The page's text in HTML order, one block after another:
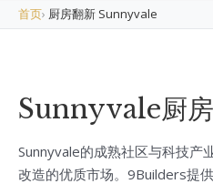
首页› 厨房翻新 Sunnyvale
Sunnyvale厨
Sunnyvale的成熟社区与科技产
改造的优质市场。9Builders提